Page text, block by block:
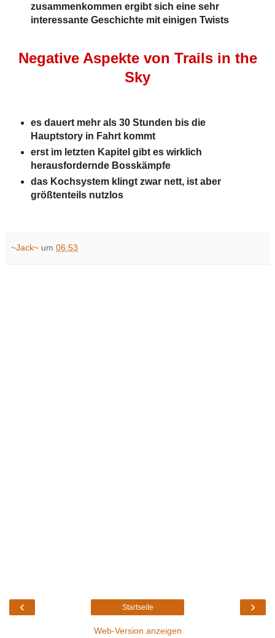
zusammenkommen ergibt sich eine sehr
interessante Geschichte mit einigen Twists
Negative Aspekte von Trails in the
Sky
es dauert mehr als 30 Stunden bis die
Hauptstory in Fahrt kommt
erst im letzten Kapitel gibt es wirklich
herausfordernde Bosskämpfe
das Kochsystem klingt zwar nett, ist aber
größtenteils nutzlos
~Jack~ um 06:53
‹ ›
Startseite
Web-Version anzeigen